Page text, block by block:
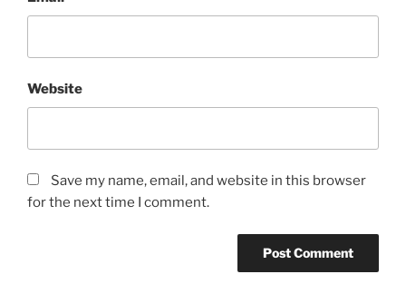
Website
Save my name, email, and website in this browser
for the next time I comment.